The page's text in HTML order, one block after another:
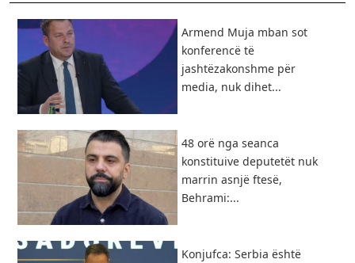
Armend Muja mban sot
konferencë të
jashtëzakonshme për
media, nuk dihet...
48 orë nga seanca
konstituive deputetët nuk
marrin asnjë ftesë,
Behrami:...
Konjufca: Serbia është